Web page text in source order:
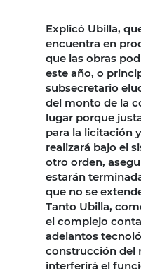
Explicó Ubilla,
encuentra en
que las obras
este año, o
subsecretario
del monto de la
lugar porque
para la licitación
realizará bajo el
otro orden,
estarán
que no se
Tanto Ubilla,
el complejo
adelantos
construcción del
interferirá el